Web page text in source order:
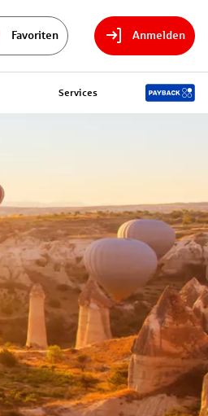
Favoriten Anmelden
Services